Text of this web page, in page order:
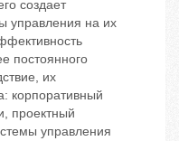
создает
управления на их
постоянного
их
корпоративный
проектный
управления